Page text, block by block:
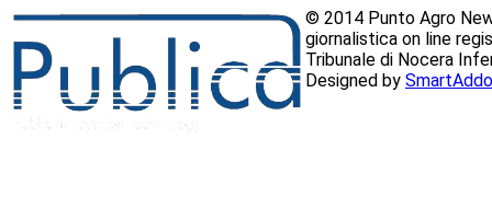
© 2014 Punto Agro
giornalistica on line
Tribunale di Nocera
Designed by